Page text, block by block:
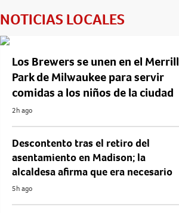
NOTICIAS LOCALES
Los Brewers se unen en el Merrill
Park de Milwaukee para servir
comidas a los niños de la ciudad
2h ago
Descontento tras el retiro del
asentamiento en Madison; la
alcaldesa afirma que era necesario
5h ago